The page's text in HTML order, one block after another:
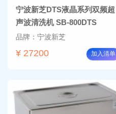
宁波新芝DTS液晶系列双频超
声波清洗机 SB-800DTS
品牌：宁波新芝
¥ 27200 加入清单